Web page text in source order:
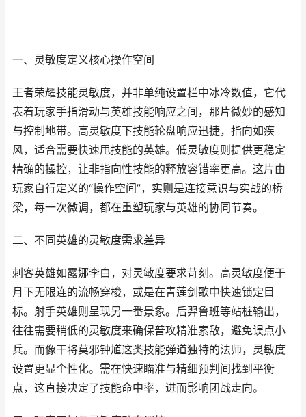
一、灵敏度定义核心操作空间
王者荣耀技能灵敏度，并非单纯设置栏中冰冷数值，它代
表着玩家手指滑动与英雄技能响应之间，那片微妙的感知
与控制地带。高灵敏度下技能轮盘响应迅捷，指向如疾
风，适合需要快速甩技能的英雄。低灵敏度则提供更稳定
精确的操控，让非指向性技能的释放容错率更高。这片由
玩家自行定义的“操作空间”，实则是连接意识与实战的桥
梁，每一次微调，都在重塑玩家与英雄的协同节奏。
二、不同英雄的灵敏度需求差异
刺客英雄如露娜李白，对灵敏度要求苛刻。高灵敏度便于
月下无限连的流畅穿梭，或是在青莲剑歌中快速锁定目
标。射手英雄则呈现另一番景象。后羿鲁班等站桩输出，
往往需要稍低的灵敏度来确保普攻精准索敌，避免误点小
兵。而像干将莫邪钟馗这类技能弹道独特的法师，灵敏度
设置更显个性化。需在快速瞄准与精细预判间找到平衡
点，这直接决定了技能命中率，进而影响团战走向。